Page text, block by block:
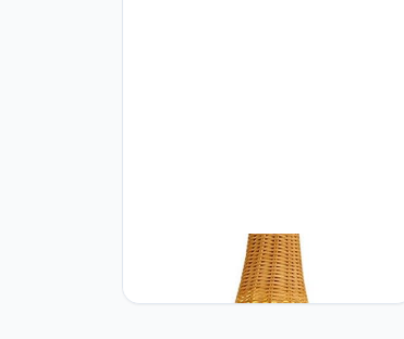
GERAGUR Eenvoudige Rieten Rotan
Hanglamp Handgeweven Rotan
Hanglamp Rieten Licht Hanglamp